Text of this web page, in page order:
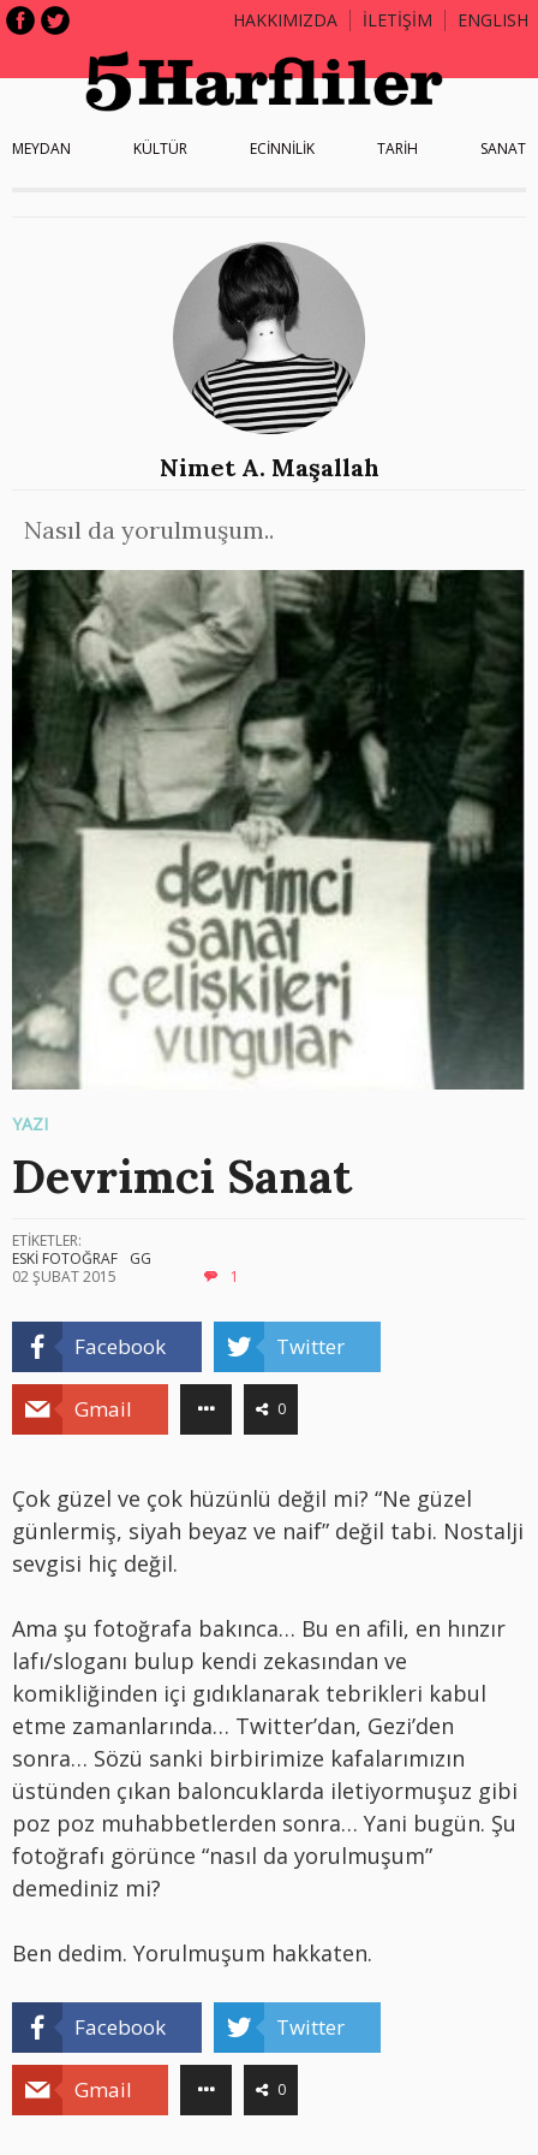
HAKKIMIZDA İLETİŞİM ENGLISH
MEYDAN KÜLTÜR ECİNNİLİK TARİH SANAT
Nimet A. Maşallah
Nasıl da yorulmuşum..
YAZI
Devrimci Sanat
ETİKETLER:
ESKİ FOTOĞRAF
GG
02 ŞUBAT 2015
1
Facebook Twitter
Gmail 0
Çok güzel ve çok hüzünlü değil mi? “Ne güzel
günlermiş, siyah beyaz ve naif” değil tabi. Nostalji
sevgisi hiç değil.
Ama şu fotoğrafa bakınca… Bu en afili, en hınzır
lafı/sloganı bulup kendi zekasından ve
komikliğinden içi gıdıklanarak tebrikleri kabul
etme zamanlarında… Twitter’dan, Gezi’den
sonra… Sözü sanki birbirimize kafalarımızın
üstünden çıkan baloncuklarda iletiyormuşuz gibi
poz poz muhabbetlerden sonra… Yani bugün. Şu
fotoğrafı görünce “nasıl da yorulmuşum”
demediniz mi?
Ben dedim. Yorulmuşum hakkaten.
Facebook Twitter
Gmail 0